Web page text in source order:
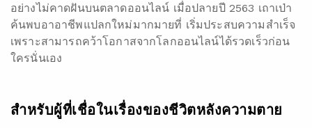
อย่างไม่คาดฝันบนตลาดออนไลน์ เมื่อปลายปี 2563 เถาเป่า
ค้นพบอาอาชีพแปลกใหม่มากมายที่ เริ่มประสบความสำเร็จ
เพราะสามารถคว้าโอกาสจากโลกออนไลน์ได้รวดเร็วก่อน
ใครนั่นเอง
สำหรับผู้ที่เชื่อในเรื่องของชีวิตหลังความตาย